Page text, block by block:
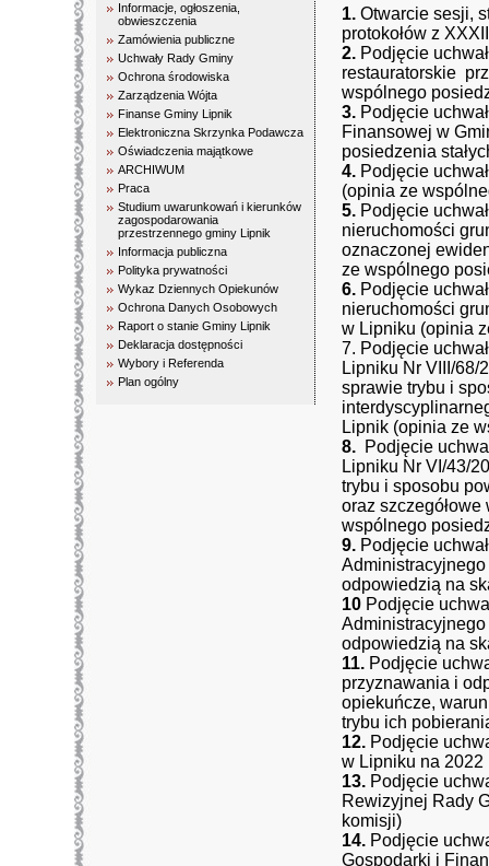
Informacje, ogłoszenia,
obwieszczenia
Zamówienia publiczne
Uchwały Rady Gminy
Ochrona środowiska
Zarządzenia Wójta
Finanse Gminy Lipnik
Elektroniczna Skrzynka Podawcza
Oświadczenia majątkowe
ARCHIWUM
Praca
Studium uwarunkowań i kierunków
zagospodarowania
przestrzennego gminy Lipnik
Informacja publiczna
Polityka prywatności
Wykaz Dziennych Opiekunów
Ochrona Danych Osobowych
Raport o stanie Gminy Lipnik
Deklaracja dostępności
Wybory i Referenda
Plan ogólny
1.Otwarcie sesji,
protokołów z
2. Podjęcie
restauratorskie
wspólnego
3.Podjęcie
Finansowej w
posiedzenia
4. Podjęcie
(opinia ze
5. Podjęcie
nieruchomości
oznaczonej
ze wspólnego
6.Podjęcie
nieruchomości
w Lipniku (opinia
7. Podjęcie
Lipniku Nr VIII/68/
sprawie trybu i
Lipnik (opinia ze
8. Podjęcie
Lipniku Nr VI/43/
trybu i sposobu
oraz
wspólnego
9. Podjęcie
odpowiedzią na
10 Podjęcie
odpowiedzią na
11. Podjęcie
przyznawania i
opiekuńcze,
trybu ich
12. Podjęcie
w Lipniku na 2022
13. Podjęcie
Rewizyjnej Rady
komisji)
14. Podjęcie
Gospodarki i